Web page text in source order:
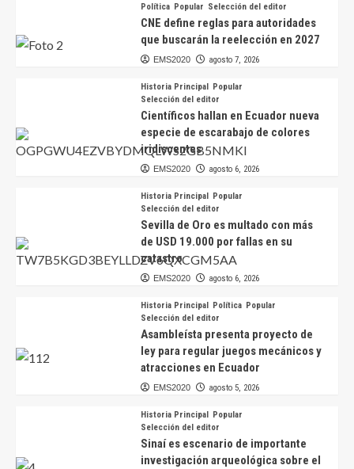
Política Popular Selección del editor
CNE define reglas para autoridades
que buscarán la reelección en 2027
EMS2020 agosto 7, 2026
Historia Principal
Popular
Selección del editor
Científicos hallan en Ecuador nueva
especie de escarabajo de colores
iridiscentes
EMS2020 agosto 6, 2026
Historia Principal
Popular
Selección del editor
Sevilla de Oro es multado con más
de USD 19.000 por fallas en su
catastro
EMS2020 agosto 6, 2026
Historia Principal Política Popular
Selección del editor
Asambleísta presenta proyecto de
ley para regular juegos mecánicos y
atracciones en Ecuador
EMS2020 agosto 5, 2026
Historia Principal
Popular
Selección del editor
Sinaí es escenario de importante
investigación arqueológica sobre el